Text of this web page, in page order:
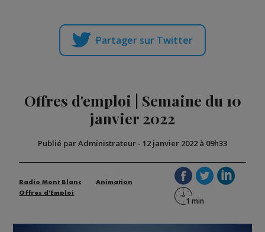
Partager sur Twitter
Offres d'emploi | Semaine du 10
janvier 2022
Publié par Administrateur - 12 janvier 2022 à 09h33
Radio Mont Blanc
Animation
Offres d'Emploi